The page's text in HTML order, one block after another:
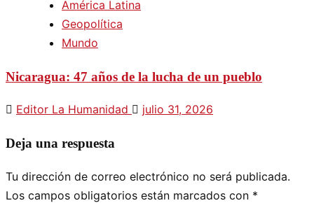
América Latina
Geopolítica
Mundo
Nicaragua: 47 años de la lucha de un pueblo
Editor La Humanidad julio 31, 2026
Deja una respuesta
Tu dirección de correo electrónico no será publicada.
Los campos obligatorios están marcados con *